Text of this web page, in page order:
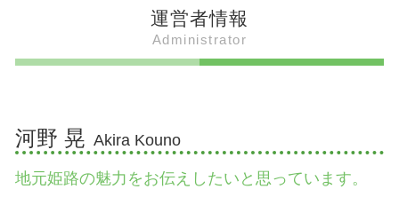
おちょやん 姫路出身
姫路おでん 特徴
姫路おでん 違い
姫路 どろ焼とは 素材
姫路 御座候とは 意味
広峯神社 御朱印
男山八幡宮 姫路
広峯神社 陰陽師
破磐神社 龍神
たつの市 釣り
加古川市 人口
運営者情報
Administrator
河野 晃 Akira Kouno
地元姫路の魅力をお伝えしたいと思っています。